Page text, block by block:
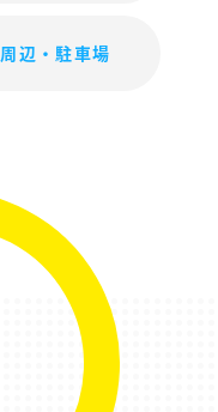
周辺・駐車場